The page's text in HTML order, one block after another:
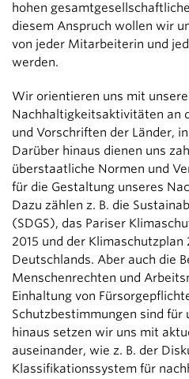
hohen
diesem Anspruch wollen wir
von jeder Mitarbeiterin und
werden.
Wir orientieren uns mit
Nachhaltigkeitsaktivitäten an
und Vorschriften der Länder,
Darüber hinaus dienen uns
überstaatliche Normen und
für die Gestaltung unseres
Dazu zählen z. B. die
(SDGS), das Pariser
2015 und der
Deutschlands. Aber auch die
Menschenrechten und
Einhaltung von
Schutzbestimmungen sind für
hinaus setzen wir uns mit
auseinander, wie z. B. der
Klassifikationssystem für